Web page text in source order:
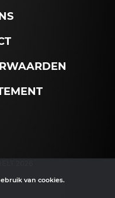
van cookies.